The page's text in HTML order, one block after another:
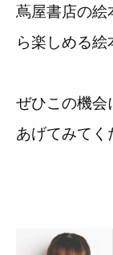
蔦屋書店の絵
ら楽しめる絵
ぜひこの機会
あげてみて